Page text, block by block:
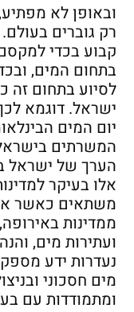
ובאופן לא
רק גוברים
קבוע בכדי
בתחום המים,
לסיוע בתחום זה
ישראל. דוגמא
יום המים
המשרתים
הערך של ישראל
אלו בעיקר
משתאים כאשר
ממדינות
ועתירות מים,
נעדרות ידע
מים חסכוני
ומתמודדות עם